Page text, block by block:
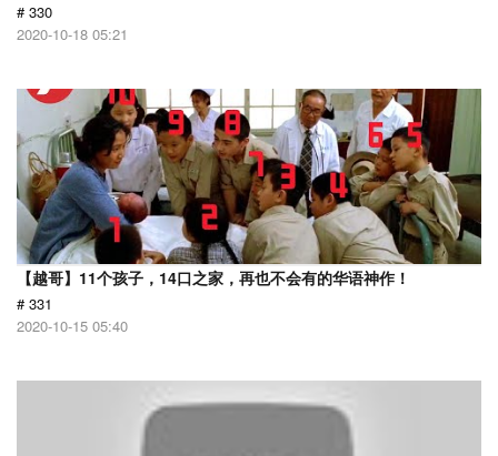
# 330
2020-10-18 05:21
【越哥】11个孩子，14口之家，再也不会有的华语神作！
# 331
2020-10-15 05:40